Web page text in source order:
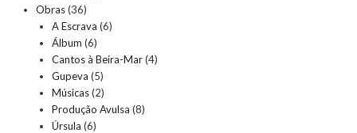
Obras(36)
A Escrava (6)
Álbum (6)
Cantos à Beira-Mar(4)
Gupeva (5)
Músicas(2)
Produção Avulsa (8)
Úrsula (6)